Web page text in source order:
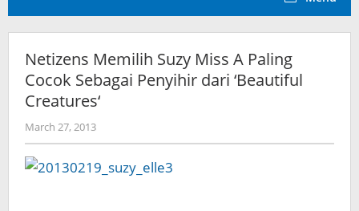
Netizens Memilih Suzy Miss A Paling
Cocok Sebagai Penyihir dari ‘Beautiful
Creatures‘
March 27, 2013by
Koreanindo